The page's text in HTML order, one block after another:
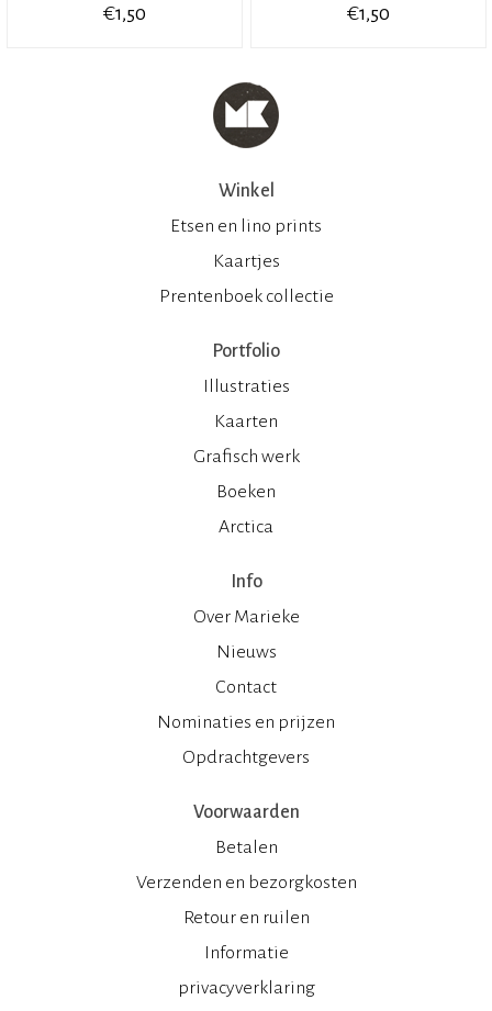
€1,50 €1,50
Winkel
Etsen en lino prints
Kaartjes
Prentenboek collectie
Portfolio
Illustraties
Kaarten
Grafisch werk
Boeken
Arctica
Info
Over Marieke
Nieuws
Contact
Nominaties en prijzen
Opdrachtgevers
Voorwaarden
Betalen
Verzenden en bezorgkosten
Retour en ruilen
Informatie
privacyverklaring